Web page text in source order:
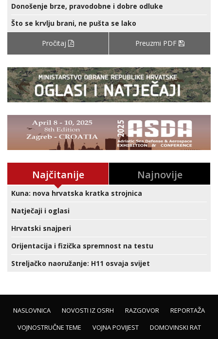
Donošenje brze, pravodobne i dobre odluke
Što se krvlju brani, ne pušta se lako
Pročitaj Preuzmi PDF
Najčitanije Najnovije
Kuna: nova hrvatska kratka strojnica
Natječaji i oglasi
Hrvatski snajperi
Orijentacija i fizička spremnost na testu
Streljačko naoružanje: H11 osvaja svijet
NASLOVNICA NOVOSTI IZ OSRH RAZGOVOR
REPORTAŽA
VOJNOSTRUČNE TEME
VOJNA POVIJEST
DOMOVINSKI RAT